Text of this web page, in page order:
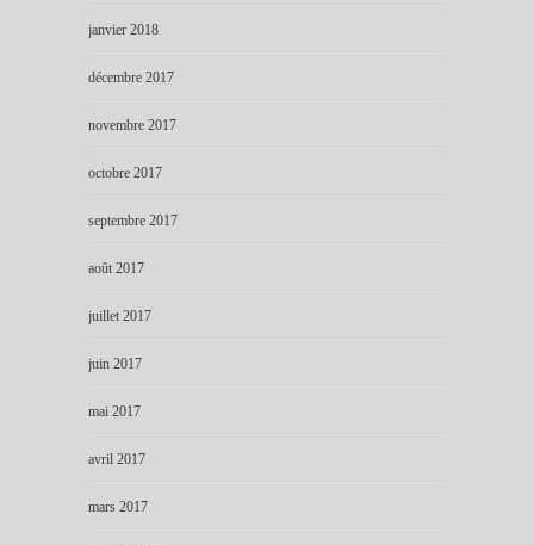
janvier 2018
décembre 2017
novembre 2017
octobre 2017
septembre 2017
août 2017
juillet 2017
juin 2017
mai 2017
avril 2017
mars 2017